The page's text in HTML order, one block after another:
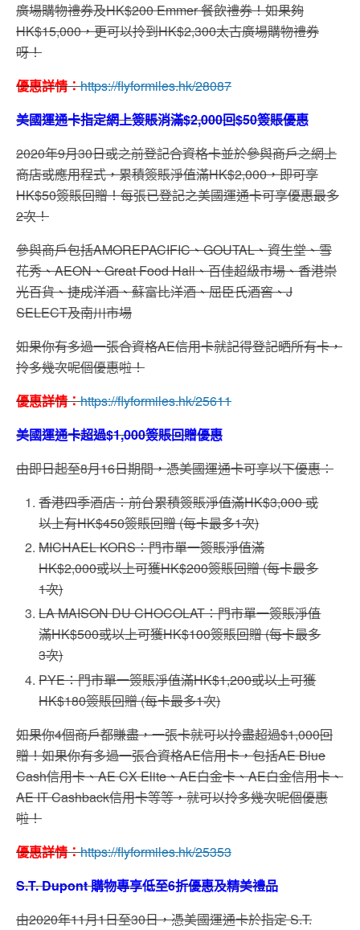
廣場購物禮券及HK$200 Emmer 餐飲禮券！如果夠
HK$15,000，更可以拎到HK$2,300太古廣場購物禮券
呀！
優惠詳情：https://flyformiles.hk/28087
美國運通卡指定網上簽賬消滿$2,000回$50簽賬優惠
2020年9月30日或之前登記合資格卡並於參與商戶之網上
商店或應用程式，累積簽賬淨值滿HK$2,000，即可享
HK$50簽賬回贈！每張已登記之美國運通卡可享優惠最多
2次！
參與商戶包括AMOREPACIFIC、GOUTAL、資生堂、雪
花秀、AEON、Great Food Hall、百佳超級市場、香港崇
光百貨、捷成洋酒、蘇富比洋酒、屈臣氏酒窖、J
SELECT及南川市場
如果你有多過一張合資格AE信用卡就記得登記晒所有卡，
拎多幾次呢個優惠啦！
優惠詳情：https://flyformiles.hk/25611
美國運通卡超過$1,000簽賬回贈優惠
由即日起至8月16日期間，憑美國運通卡可享以下優惠：
香港四季酒店：前台累積簽賬淨值滿HK$3,000 或
以上有HK$450簽賬回贈 (每卡最多1次)
MICHAEL KORS：門市單一簽賬淨值滿
HK$2,000或以上可獲HK$200簽賬回贈 (每卡最多
1次)
LA MAISON DU CHOCOLAT：門市單一簽賬淨值
滿HK$500或以上可獲HK$100簽賬回贈 (每卡最多
3次)
PYE：門市單一簽賬淨值滿HK$1,200或以上可獲
HK$180簽賬回贈 (每卡最多1次)
如果你4個商戶都賺盡，一張卡就可以拎盡超過$1,000回
贈！如果你有多過一張合資格AE信用卡，包括AE Blue
Cash信用卡、AE CX Elite、AE白金卡、AE白金信用卡、
AE IT Cashback信用卡等等，就可以拎多幾次呢個優惠
啦！
優惠詳情：https://flyformiles.hk/25353
S.T. Dupont 購物專享低至6折優惠及精美禮品
由2020年11月1日至30日，憑美國運通卡於指定 S.T.